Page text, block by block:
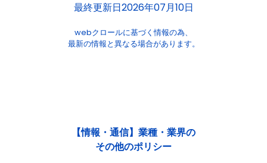
最終更新日2026年07月10日
webクロールに基づく情報の為、
最新の情報と異なる場合があります。
【情報・通信】業種・業界の
その他のポリシー